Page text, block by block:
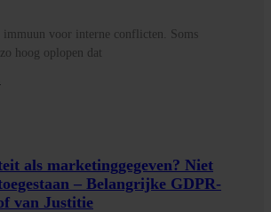
voor interne conflicten. Soms
hoog oplopen dat
als marketinggegeven? Niet
– Belangrijke GDPR-
van Justitie